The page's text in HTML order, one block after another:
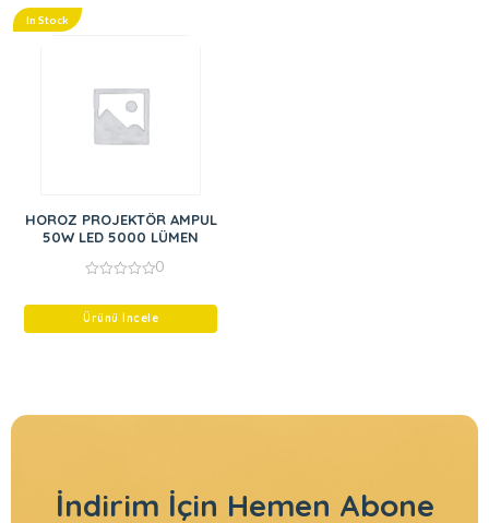
In Stock
HOROZ PROJEKTÖR AMPUL
50W LED 5000 LÜMEN
of
0
Ürünü İncele
İndirim İçin Hemen Abone